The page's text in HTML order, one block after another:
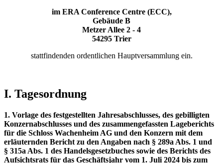
im ERA Conference Centre (ECC),
Gebäude B
Metzer Allee 2 - 4
54295 Trier
stattfindenden ordentlichen Hauptversammlung ein.
I. Tagesordnung
1. Vorlage des festgestellten Jahresabschlusses, des gebilligten
Konzernabschlusses und des zusammengefassten Lageberichts
für die Schloss Wachenheim AG und den Konzern mit dem
erläuternden Bericht zu den Angaben nach § 289a Abs. 1 und
§ 315a Abs. 1 des Handelsgesetzbuches sowie des Berichts des
Aufsichtsrats für das Geschäftsjahr vom 1. Juli 2024 bis zum